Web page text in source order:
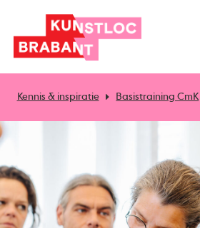
Kennis & inspiratie Basistraining CmK